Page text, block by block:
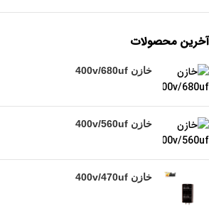
آخرین محصولات
خازن 400v/680uf
خازن 400v/560uf
خازن 400v/470uf